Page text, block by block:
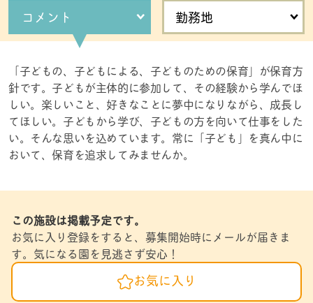
コメント 勤務地
「子どもの、子どもによる、子どものための保育」が保育方
針です。子どもが主体的に参加して、その経験から学んでほ
しい。楽しいこと、好きなことに夢中になりながら、成長し
てほしい。子どもから学び、子どもの方を向いて仕事をした
い。そんな思いを込めています。常に「子ども」を真ん中に
おいて、保育を追求してみませんか。
この施設は掲載予定です。
お気に入り登録をすると、募集開始時にメールが届きま
す。気になる園を見逃さず安心！
お気に入り